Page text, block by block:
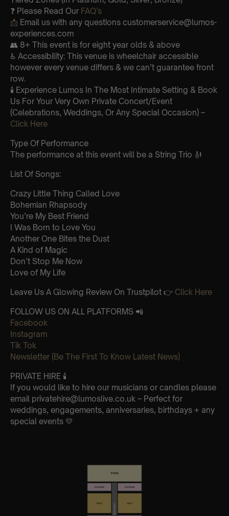
❓ Please Read Our FAQ’s
📩 Email us with any questions customerservice@lumos-
experiences.com
👥 8+ This event is for eight year olds & above
♿ Accessibility: This venue is wheelchair accessible
however every venue differs & we can’t guarantee front
row.
🕯️ Experience Lumos In The Most Intimate Setting & Book
Us For Your Very Own Private Concert/Event
(Celebrations, Weddings, Or Any Special Occasion) –
Click Here
Type Of Performance
The performance at this event will be a String Trio 🎻
List Of Songs:
Crazy Little Thing Called Love
Bohemian Rhapsody
You’re My Best Friend
I Was Born to Love You
Another One Bites the Dust
A Kind of Magic
Don’t Stop Me Now
Love of My Life
Leave Us A Glowing Review On Trustpilot 👉 Click Here
FOLLOW US ON ALL PLATFORMS 📲
Facebook
Instagram
Tik Tok
Newsletter (Be The First To Know Latest News)
PRIVATE HIRE 🕯
If you would like to hire our musicians or candles please
email privatehire@lumoslive.co.uk – Perfect for
weddings, engagements, anniversaries, birthdays + any
special events 💛